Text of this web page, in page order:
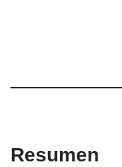
Resumen